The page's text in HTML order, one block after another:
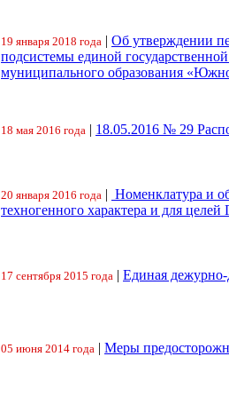
19 января 2018 года | Об утверждении
подсистемы единой
муниципального образования
18 мая 2016 года | 18.05.2016 № 29
20 января 2016 года | Номенклатура и
техногенного характера и для целей
17 сентября 2015 года | Единая
05 июня 2014 года | Меры